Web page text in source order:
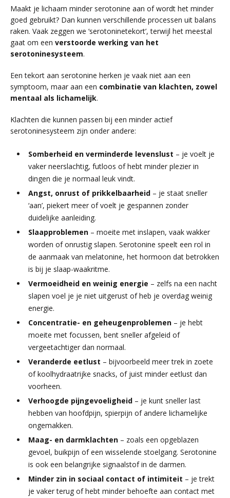
Maakt je lichaam minder serotonine aan of wordt het minder
goed gebruikt? Dan kunnen verschillende processen uit balans
raken. Vaak zeggen we ‘serotoninetekort’, terwijl het meestal
gaat om een verstoorde werking van het
serotoninesysteem.
Een tekort aan serotonine herken je vaak niet aan een
symptoom, maar aan een combinatie van klachten, zowel
mentaal als lichamelijk.
Klachten die kunnen passen bij een minder actief
serotoninesysteem zijn onder andere:
Somberheid en verminderde levenslust – je voelt je
vaker neerslachtig, futloos of hebt minder plezier in
dingen die je normaal leuk vindt.
Angst, onrust of prikkelbaarheid – je staat sneller
‘aan’, piekert meer of voelt je gespannen zonder
duidelijke aanleiding.
Slaapproblemen – moeite met inslapen, vaak wakker
worden of onrustig slapen. Serotonine speelt een rol in
de aanmaak van melatonine, het hormoon dat betrokken
is bij je slaap-waakritme.
Vermoeidheid en weinig energie – zelfs na een nacht
slapen voel je je niet uitgerust of heb je overdag weinig
energie.
Concentratie- en geheugenproblemen – je hebt
moeite met focussen, bent sneller afgeleid of
vergeetachtiger dan normaal.
Veranderde eetlust – bijvoorbeeld meer trek in zoete
of koolhydraatrijke snacks, of juist minder eetlust dan
voorheen.
Verhoogde pijngevoeligheid– je kunt sneller last
hebben van hoofdpijn, spierpijn of andere lichamelijke
ongemakken.
Maag- en darmklachten – zoals een opgeblazen
gevoel, buikpijn of een wisselende stoelgang. Serotonine
is ook een belangrijke signaalstof in de darmen.
Minder zin in sociaal contact of intimiteit – je trekt
je vaker terug of hebt minder behoefte aan contact met